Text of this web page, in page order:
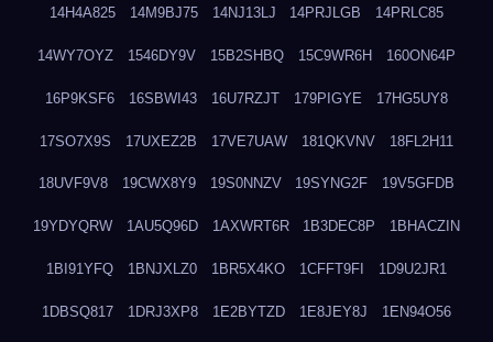
14H4A825 14M9BJ75 14NJ13LJ 14PRJLGB 14PRLC85
14WY7OYZ 1546DY9V 15B2SHBQ 15C9WR6H 160ON64P
16P9KSF6 16SBWI43 16U7RZJT 179PIGYE 17HG5UY8
17SO7X9S 17UXEZ2B 17VE7UAW 181QKVNV 18FL2H11
18UVF9V8 19CWX8Y9 19S0NNZV 19SYNG2F 19V5GFDB
19YDYQRW 1AU5Q96D 1AXWRT6R 1B3DEC8P 1BHACZIN
1BI91YFQ 1BNJXLZ0 1BR5X4KO 1CFFT9FI 1D9U2JR1
1DBSQ817 1DRJ3XP8 1E2BYTZD 1E8JEY8J 1EN94O56